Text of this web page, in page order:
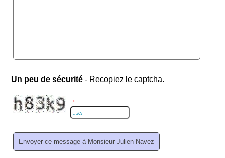
Un peu de sécurité - Recopiez le captcha.
→